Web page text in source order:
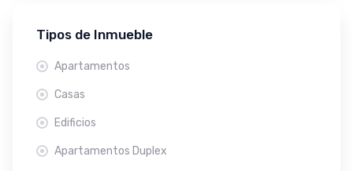
Tipos de Inmueble
Apartamentos
Casas
Edificios
Apartamentos Duplex